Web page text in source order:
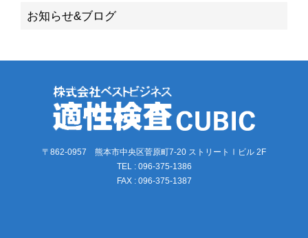
お知らせ&ブログ
〒862-0957 熊本市中央区菅原町7-20 ストリートⅠビル 2F
TEL : 096-375-1386
FAX : 096-375-1387